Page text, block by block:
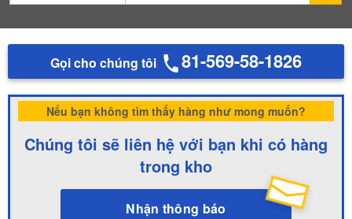
Gọi cho chúng tôi 81-569-58-1826
Nếu bạn không tìm thấy hàng như mong muốn?
Chúng tôi sẽ liên hệ với bạn khi có hàng
trong kho
Nhận thông báo